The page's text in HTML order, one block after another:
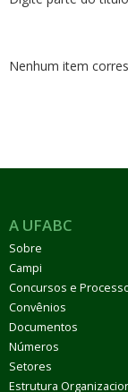
Nenhum item
A UFABC
Sobre
Campi
Concursos e
Convênios
Documentos
Números
Setores
Estrutura